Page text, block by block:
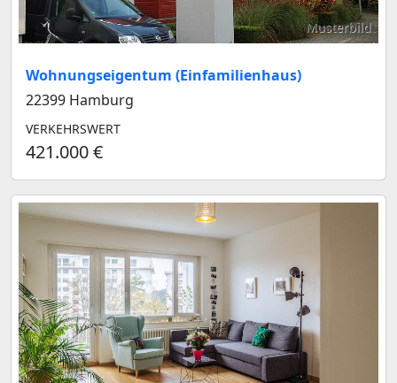
Musterbild
Wohnungseigentum (Einfamilienhaus)
22399 Hamburg
VERKEHRSWERT
421.000 €